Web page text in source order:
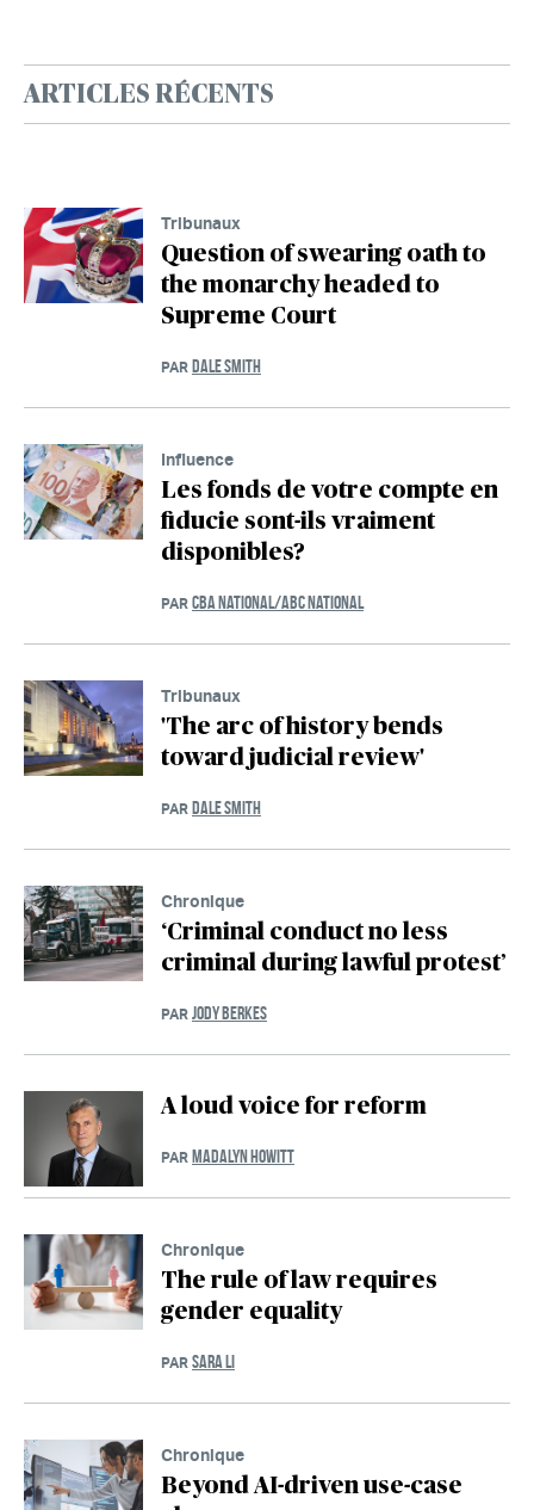
ARTICLES RÉCENTS
Tribunaux
Question of swearing oath to
the monarchy headed to
Supreme Court
PAR DALE SMITH
Influence
Les fonds de votre compte en
fiducie sont-ils vraiment
disponibles?
PAR CBA NATIONAL/ABC NATIONAL
Tribunaux
'The arc of history bends
toward judicial review'
PAR DALE SMITH
Chronique
‘Criminal conduct no less
criminal during lawful protest’
PAR JODY BERKES
A loud voice for reform
PAR MADALYN HOWITT
Chronique
The rule of law requires
gender equality
PAR SARA LI
Chronique
Beyond AI-driven use-case